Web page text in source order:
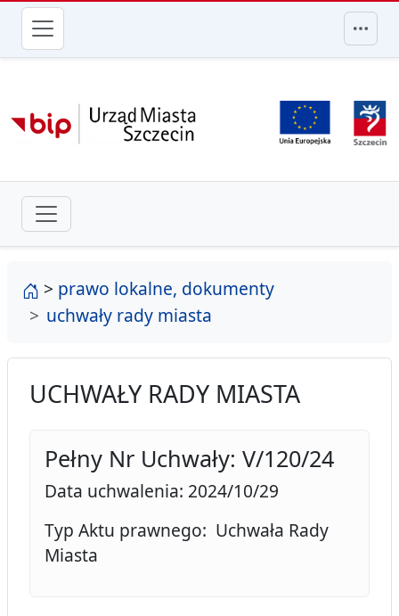
przejdź do głównego menu
strona główna
> prawo lokalne, dokumenty
uchwały rady miasta
UCHWAŁY RADY MIASTA
Pełny Nr Uchwały: V/120/24
Data uchwalenia: 2024/10/29
Typ Aktu prawnego: Uchwała Rady
Miasta